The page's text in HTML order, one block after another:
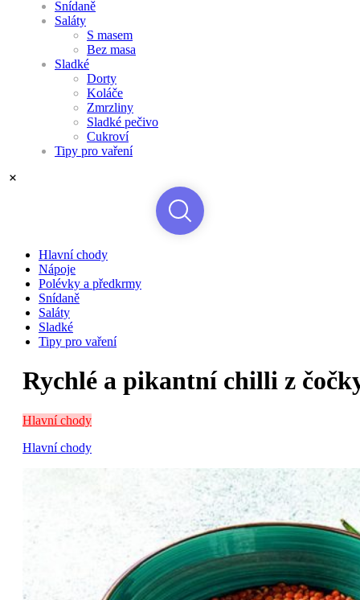
Snídaně
Saláty
S masem
Bez masa
Sladké
Dorty
Koláče
Zmrzliny
Sladké pečivo
Cukroví
Tipy pro vaření
Hlavní chody
Nápoje
Polévky a předkrmy
Snídaně
Saláty
Sladké
Tipy pro vaření
Rychlé a pikantní chilli z
Hlavní chody
Hlavní chody